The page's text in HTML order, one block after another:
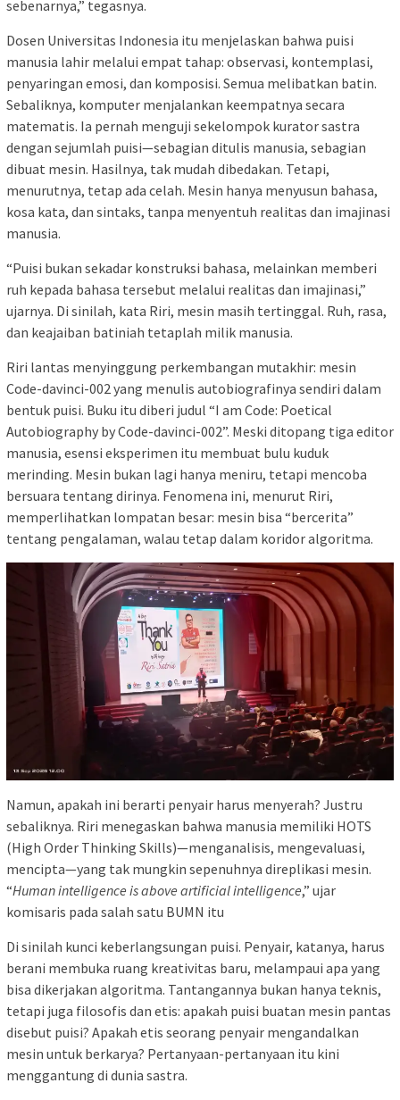
sebenarnya,” tegasnya.
Dosen Universitas Indonesia itu menjelaskan bahwa puisi
manusia lahir melalui empat tahap: observasi, kontemplasi,
penyaringan emosi, dan komposisi. Semua melibatkan batin.
Sebaliknya, komputer menjalankan keempatnya secara
matematis. Ia pernah menguji sekelompok kurator sastra
dengan sejumlah puisi—sebagian ditulis manusia, sebagian
dibuat mesin. Hasilnya, tak mudah dibedakan. Tetapi,
menurutnya, tetap ada celah. Mesin hanya menyusun bahasa,
kosa kata, dan sintaks, tanpa menyentuh realitas dan imajinasi
manusia.
“Puisi bukan sekadar konstruksi bahasa, melainkan memberi
ruh kepada bahasa tersebut melalui realitas dan imajinasi,”
ujarnya. Di sinilah, kata Riri, mesin masih tertinggal. Ruh, rasa,
dan keajaiban batiniah tetaplah milik manusia.
Riri lantas menyinggung perkembangan mutakhir: mesin
Code-davinci-002 yang menulis autobiografinya sendiri dalam
bentuk puisi. Buku itu diberi judul “I am Code: Poetical
Autobiography by Code-davinci-002”. Meski ditopang tiga editor
manusia, esensi eksperimen itu membuat bulu kuduk
merinding. Mesin bukan lagi hanya meniru, tetapi mencoba
bersuara tentang dirinya. Fenomena ini, menurut Riri,
memperlihatkan lompatan besar: mesin bisa “bercerita”
tentang pengalaman, walau tetap dalam koridor algoritma.
Namun, apakah ini berarti penyair harus menyerah? Justru
sebaliknya. Riri menegaskan bahwa manusia memiliki HOTS
(High Order Thinking Skills)—menganalisis, mengevaluasi,
mencipta—yang tak mungkin sepenuhnya direplikasi mesin.
“Human intelligence is above artificial intelligence,” ujar
komisaris pada salah satu BUMN itu
Di sinilah kunci keberlangsungan puisi. Penyair, katanya, harus
berani membuka ruang kreativitas baru, melampaui apa yang
bisa dikerjakan algoritma. Tantangannya bukan hanya teknis,
tetapi juga filosofis dan etis: apakah puisi buatan mesin pantas
disebut puisi? Apakah etis seorang penyair mengandalkan
mesin untuk berkarya? Pertanyaan-pertanyaan itu kini
menggantung di dunia sastra.